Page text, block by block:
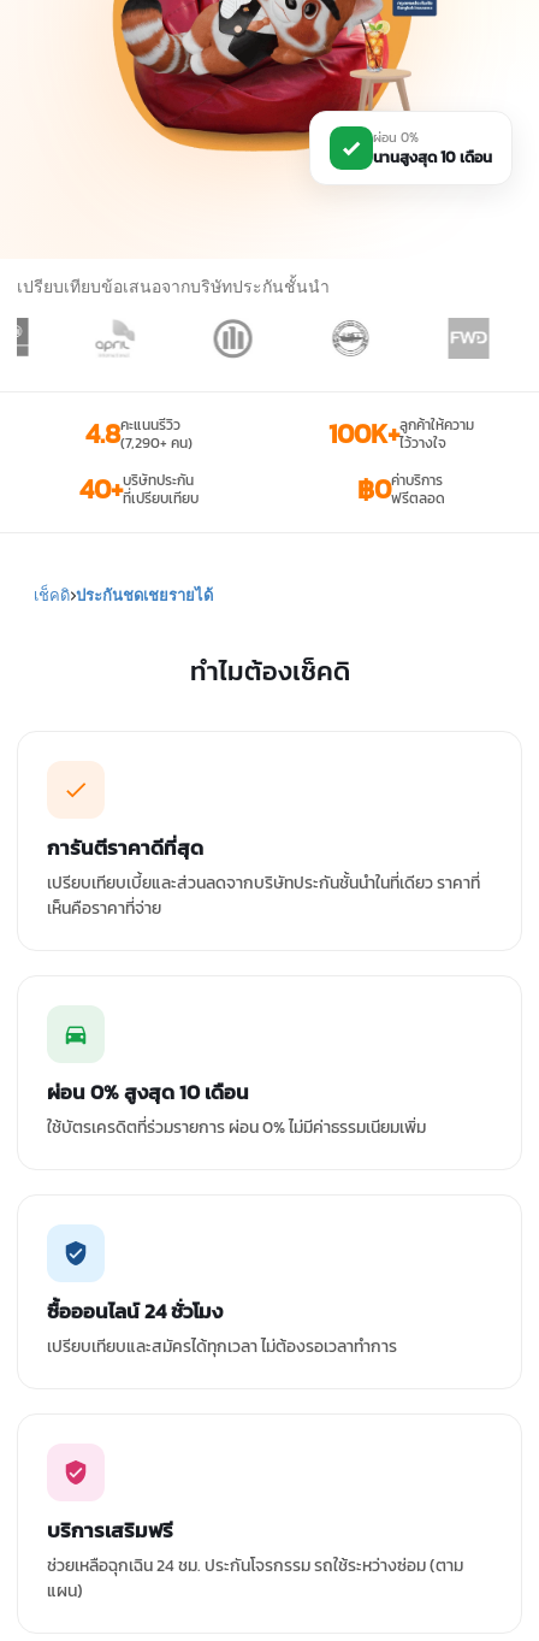
ผ่อน 0%
นานสูงสุด 10 เดือน
เปรียบเทียบข้อเสนอจากบริษัทประกันชั้นนำ
4.8คะแนนรีวิว
(7,290+ คน)
100K+ลูกค้าให้ความ
ไว้วางใจ
40+บริษัทประกัน
ที่เปรียบเทียบ
฿0ค่าบริการ
ฟรีตลอด
เช็คดิ ประกันชดเชยรายได้
ทำไมต้องเช็คดิ
การันตีราคาดีที่สุด
เปรียบเทียบเบี้ยและส่วนลดจากบริษัทประกันชั้นนำในที่เดียว ราคาที่
เห็นคือราคาที่จ่าย
ผ่อน 0% สูงสุด 10 เดือน
ใช้บัตรเครดิตที่ร่วมรายการ ผ่อน 0% ไม่มีค่าธรรมเนียมเพิ่ม
ซื้อออนไลน์ 24 ชั่วโมง
เปรียบเทียบและสมัครได้ทุกเวลา ไม่ต้องรอเวลาทำการ
บริการเสริมฟรี
ช่วยเหลือฉุกเฉิน 24 ชม. ประกันโจรกรรม รถใช้ระหว่างซ่อม (ตาม
แผน)